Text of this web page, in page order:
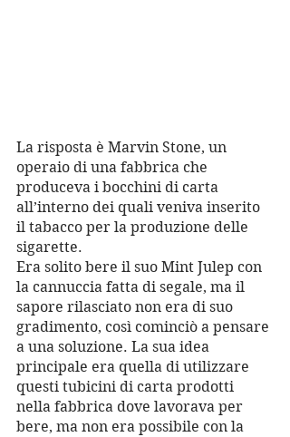
La risposta è Marvin Stone, un
operaio di una fabbrica che
produceva i bocchini di carta
all’interno dei quali veniva inserito
il tabacco per la produzione delle
sigarette.
Era solito bere il suo Mint Julep con
la cannuccia fatta di segale, ma il
sapore rilasciato non era di suo
gradimento, così cominciò a pensare
a una soluzione. La sua idea
principale era quella di utilizzare
questi tubicini di carta prodotti
nella fabbrica dove lavorava per
bere, ma non era possibile con la